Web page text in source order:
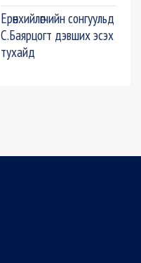
Ерөнхийлөгчийн сонгуульд
С.Баярцогт дэвших эсэх
тухайд